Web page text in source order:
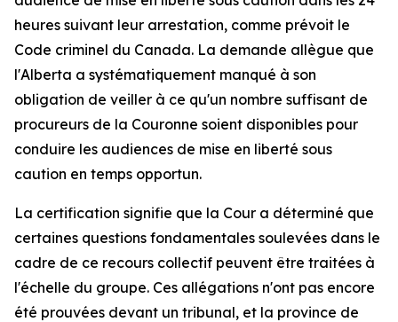
heures suivant leur arrestation, comme prévoit le
Code criminel du Canada. La demande allègue que
l'Alberta a systématiquement manqué à son
obligation de veiller à ce qu'un nombre suffisant de
procureurs de la Couronne soient disponibles pour
conduire les audiences de mise en liberté sous
caution en temps opportun.
La certification signifie que la Cour a déterminé que
certaines questions fondamentales soulevées dans le
cadre de ce recours collectif peuvent être traitées à
l'échelle du groupe. Ces allégations n'ont pas encore
été prouvées devant un tribunal, et la province de